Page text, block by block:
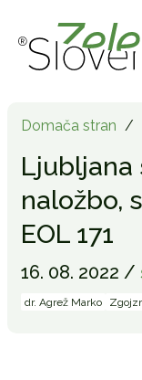
Domača stran /
Ljubljana
naložbo,
EOL 171
16. 08. 2022 /
dr. Agrež Marko